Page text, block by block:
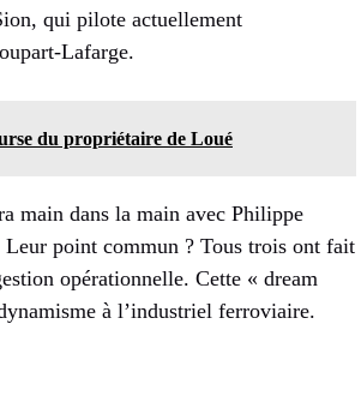
qui pilote actuellement
Lafarge.
du propriétaire de Loué
main dans la main avec Philippe
point commun ? Tous trois ont fait
opérationnelle. Cette « dream
à l’industriel ferroviaire.